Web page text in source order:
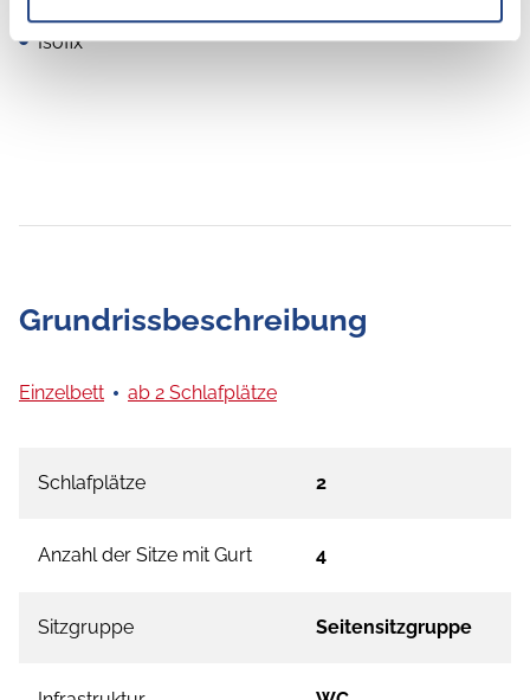
Isofix
Grundrissbeschreibung
Einzelbett ab 2 Schlafplätze
Schlafplätze 2
Anzahl der Sitze mit Gurt 4
Sitzgruppe Seitensitzgruppe